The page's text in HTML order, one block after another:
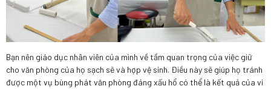
Bạn nên giáo dục nhân viên của mình về tầm quan trọng của việc giữ
cho văn phòng của họ sạch sẽ và hợp vệ sinh. Điều này sẽ giúp họ tránh
được một vụ bùng phát văn phòng đáng xấu hổ có thể là kết quả của vi